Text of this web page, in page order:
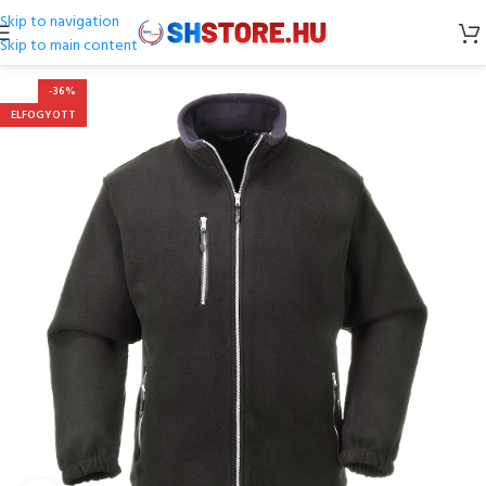
Skip to navigation
Skip to main content
-36%
ELFOGYOTT